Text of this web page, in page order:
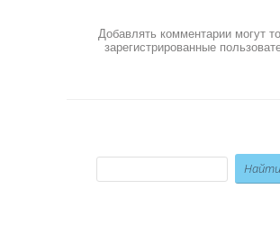
Добавлять комментарии могут
зарегистрированные